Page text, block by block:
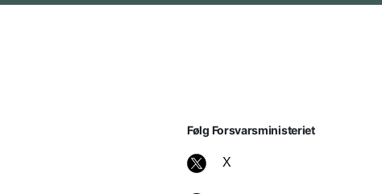
Følg Forsvarsministeriet
X